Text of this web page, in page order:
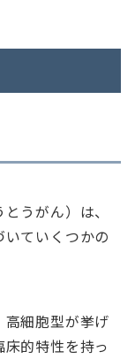
うがん）は、
ていくつかの
細胞型が挙げ
的特性を持っ